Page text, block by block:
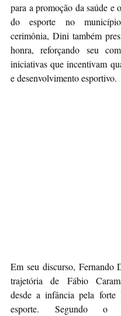
para a promoção da saúde e
do esporte no
cerimônia, Dini também
honra, reforçando seu
iniciativas que incentivam
e desenvolvimento esportivo.
Em seu discurso, Fernando
trajetória de Fábio
desde a infância pela forte
esporte. Segundo o